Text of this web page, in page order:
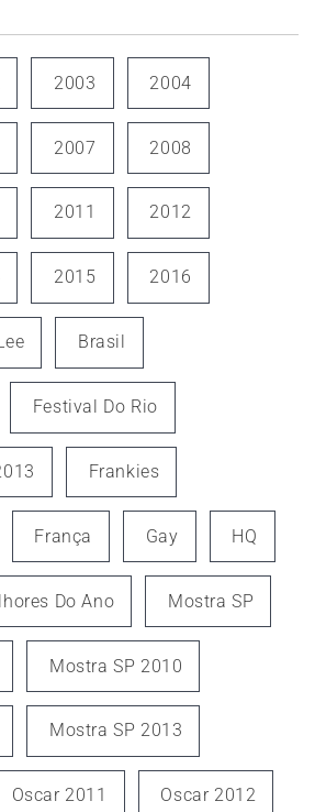
2003 2004
2007 2008
2011 2012
2015 2016
Brasil
Festival Do Rio
Frankies
França Gay HQ
Do Ano Mostra SP
Mostra SP 2010
Mostra SP 2013
Oscar 2011 Oscar 2012